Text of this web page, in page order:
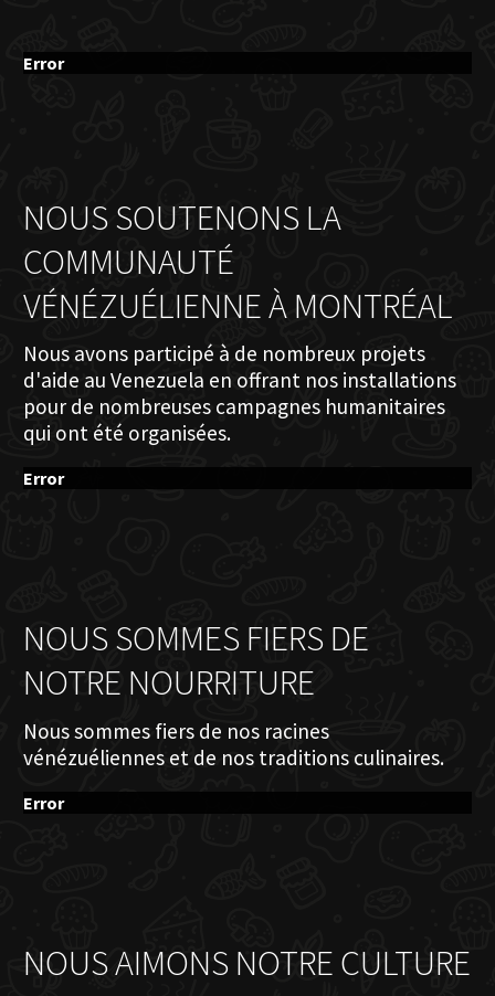
Error
NOUS SOUTENONS LA
COMMUNAUTÉ
VÉNÉZUÉLIENNE À MONTRÉAL
Nous avons participé à de nombreux projets
d'aide au Venezuela en offrant nos installations
pour de nombreuses campagnes humanitaires
qui ont été organisées.
Error
NOUS SOMMES FIERS DE
NOTRE NOURRITURE
Nous sommes fiers de nos racines
vénézuéliennes et de nos traditions culinaires.
Error
NOUS AIMONS NOTRE CULTURE